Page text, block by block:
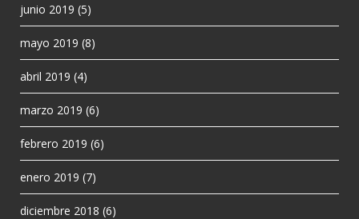
junio 2019 (5)
mayo 2019 (8)
abril 2019 (4)
marzo 2019 (6)
febrero 2019 (6)
enero 2019 (7)
diciembre 2018 (6)